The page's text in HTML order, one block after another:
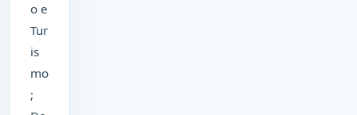
o e
Tur
is
mo
;